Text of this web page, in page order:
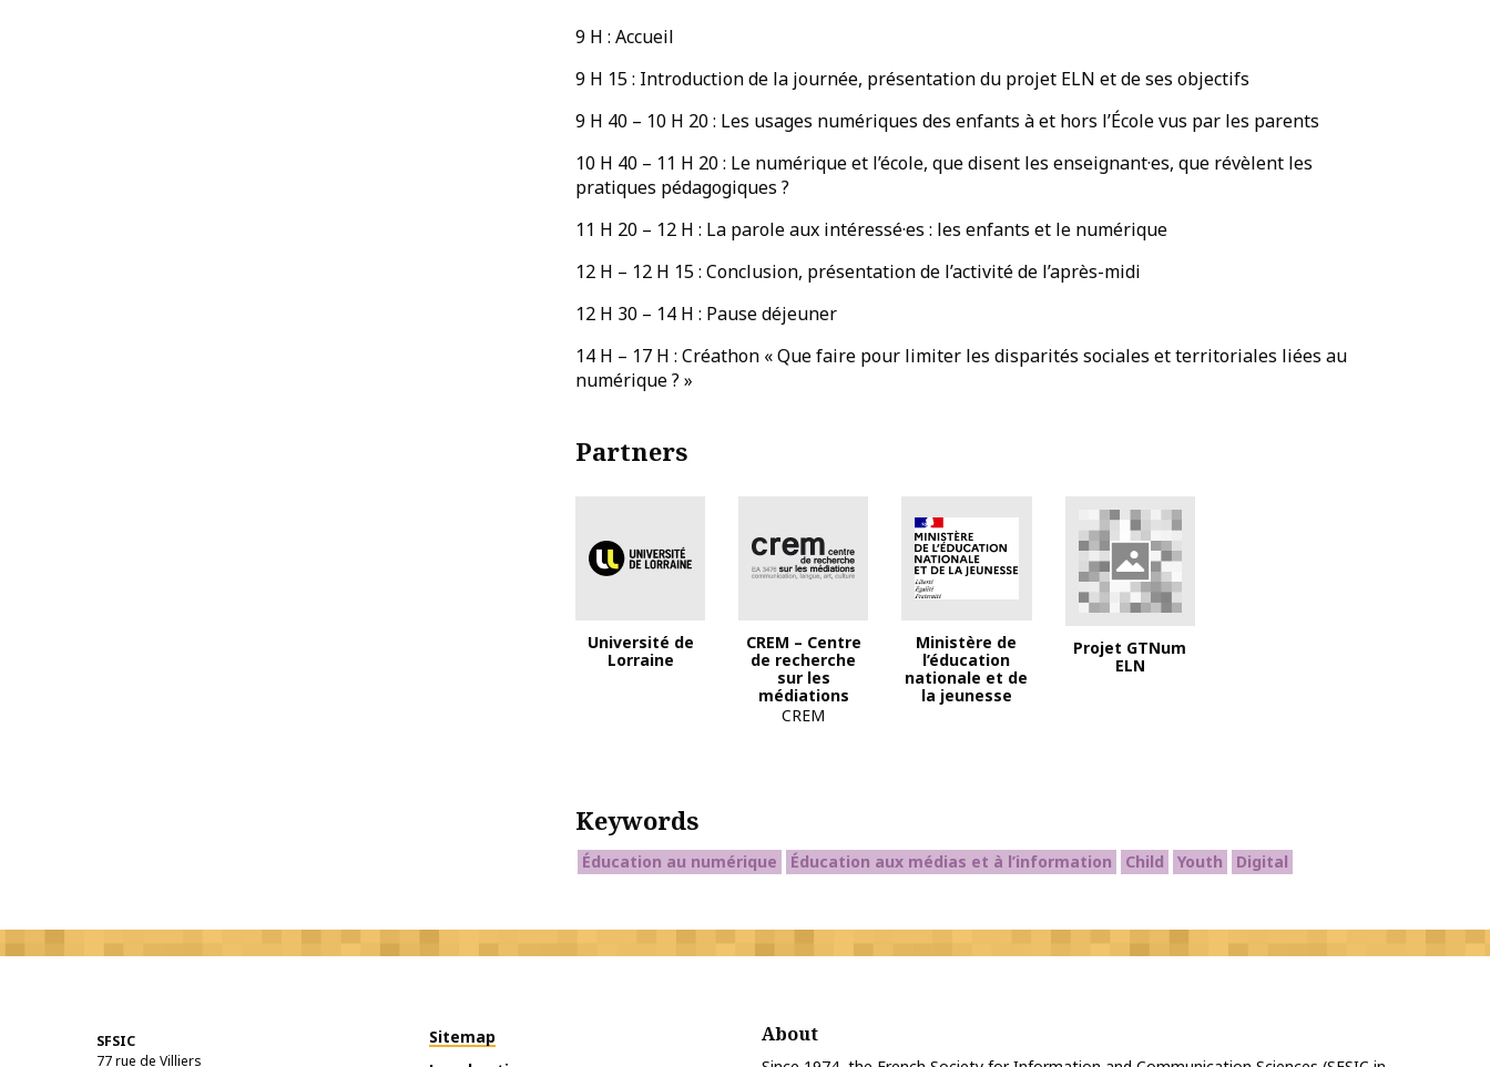
9 H : Accueil
9 H 15 : Introduction de la journée, présentation du projet ELN et de ses objectifs
9 H 40 – 10 H 20 : Les usages numériques des enfants à et hors l’École vus par les parents
10 H 40 – 11 H 20 : Le numérique et l’école, que disent les enseignant·es, que révèlent les
pratiques pédagogiques ?
11 H 20 – 12 H : La parole aux intéressé·es : les enfants et le numérique
12 H – 12 H 15 : Conclusion, présentation de l’activité de l’après-midi
12 H 30 – 14 H : Pause déjeuner
14 H – 17 H : Créathon « Que faire pour limiter les disparités sociales et territoriales liées au
numérique ? »
Partners
Université de
Lorraine
CREM – Centre
de recherche
sur les
médiations
CREM
Logo ministère de l'éducation et de la jeunesse 2023
Ministère de
l’éducation
nationale et de
la jeunesse
Projet GTNum
ELN
Keywords
Éducation au numérique Éducation aux médias et à l’information Child Youth Digital
SFSIC
77 rue de Villiers
Sitemap
About